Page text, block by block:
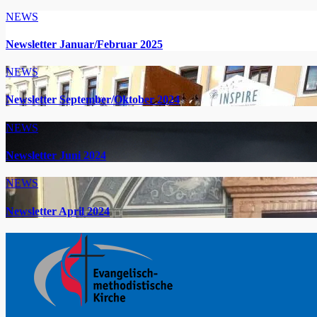
NEWS
Newsletter Januar/Februar 2025
NEWS
Newsletter September/Oktober 2024
NEWS
Newsletter Juni 2024
NEWS
Newsletter April 2024